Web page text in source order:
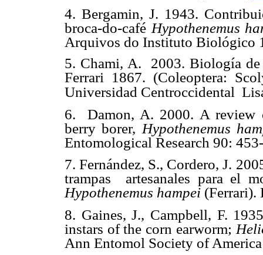
4. Bergamin, J. 1943.
broca-do-café Hypothenemus
Arquivos do Instituto Biológico
5. Chami, A. 2003. Biología
Ferrari 1867. (Coleoptera:
Universidad Centroccidental
6.Damon, A. 2000. A review
berry borer, Hypothenemus
Entomological Research 90:
7.Fernández, S., Cordero, J.
trampas artesanales para el
Hypothenemus hampei (Ferrari).
8. Gaines, J., Campbell, F.
instars of the corn earworm;
Ann Entomol Society of